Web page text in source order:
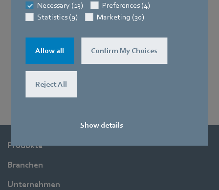
Necessary (13)
Preferences (4)
Statistics (9)
Marketing (30)
Allow all Confirm My Choices
Reject All
Show details
Produkte
Branchen
Unternehmen